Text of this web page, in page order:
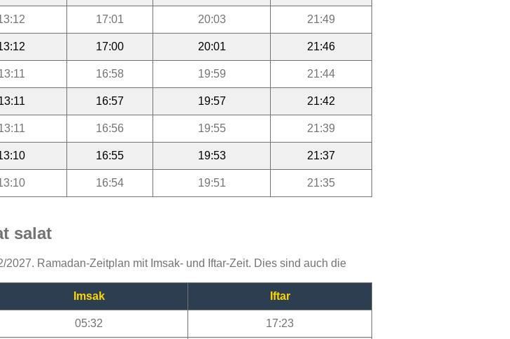
17:01 20:03 21:49
17:00 20:01 21:46
16:58 19:59 21:44
16:57 19:57 21:42
16:56 19:55 21:39
16:55 19:53 21:37
16:54 19:51 21:35
salat
2027. Ramadan-Zeitplan mit Imsak- und Iftar-Zeit. Dies sind auch die
Imsak Iftar
05:32 17:23